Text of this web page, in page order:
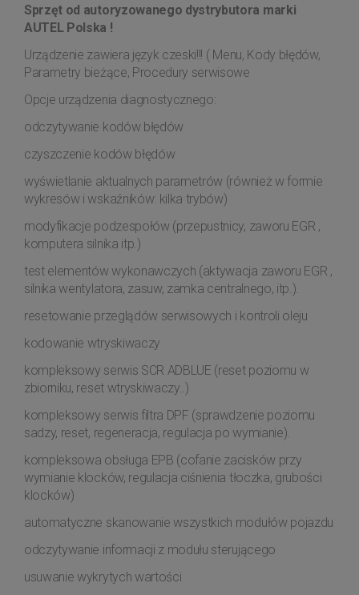
Sprzęt od autoryzowanego dystrybutora marki
AUTEL Polska !
Urządzenie zawiera język czeski!!! ( Menu, Kody błędów,
Parametry bieżące, Procedury serwisowe
Opcje urządzenia diagnostycznego:
odczytywanie kodów błędów
czyszczenie kodów błędów
wyświetlanie aktualnych parametrów (również w formie
wykresów i wskaźników: kilka trybów)
modyfikacje podzespołów (przepustnicy, zaworu EGR ,
komputera silnika itp.)
test elementów wykonawczych (aktywacja zaworu EGR ,
silnika wentylatora, zasuw, zamka centralnego, itp.).
resetowanie przeglądów serwisowych i kontroli oleju
kodowanie wtryskiwaczy
kompleksowy serwis SCR ADBLUE (reset poziomu w
zbiorniku, reset wtryskiwaczy..)
kompleksowy serwis filtra DPF (sprawdzenie poziomu
sadzy, reset, regeneracja, regulacja po wymianie).
kompleksowa obsługa EPB (cofanie zacisków przy
wymianie klocków, regulacja ciśnienia tłoczka, grubości
klocków)
automatyczne skanowanie wszystkich modułów pojazdu
odczytywanie informacji z modułu sterującego
usuwanie wykrytych wartości